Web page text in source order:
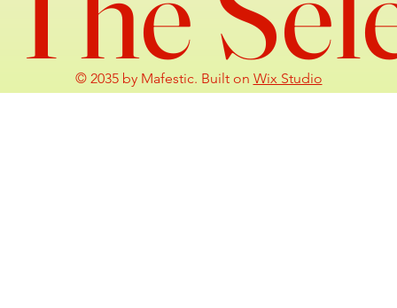
© 2035 by Mafestic. Built on Wix Studio